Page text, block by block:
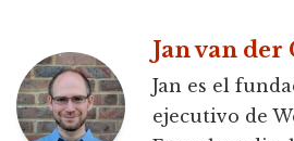
Jan van der
Jan es el
ejecutivo de